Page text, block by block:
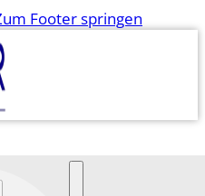
Footer springen